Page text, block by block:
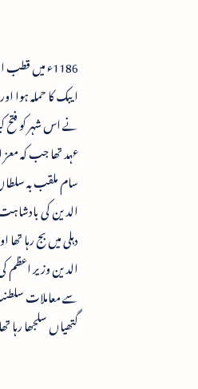
1186ء میں
ایبک کا حملہ ہوا
نے اس شہر کو فتح
عہد تھا جب کہ
سام ملقب بہ
الدین کی بادشاہت
دہلی میں بج رہا
الدین وزیر اعظم
سے معاملات
گتھیاں سلجھا رہا